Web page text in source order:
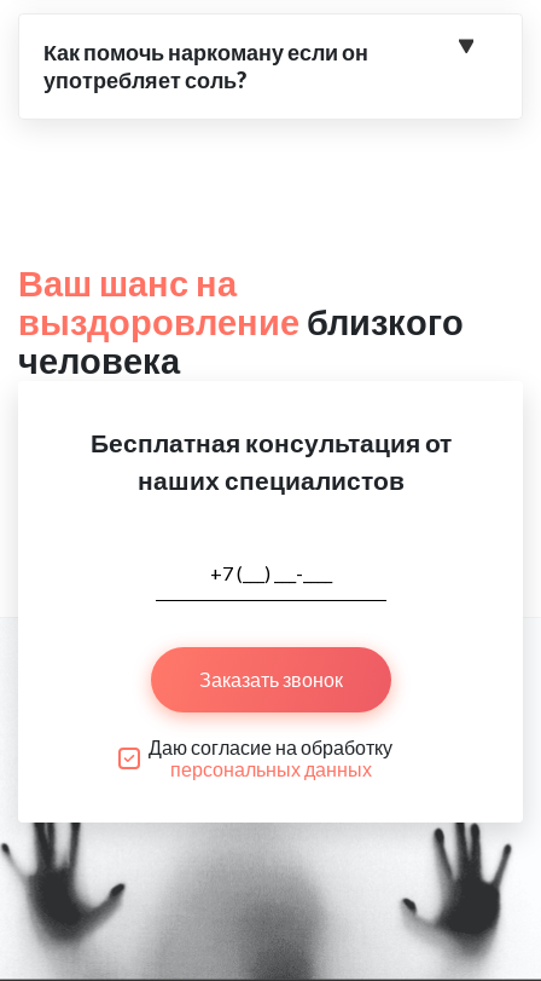
Как помочь наркоману если он
употребляет соль?
Ваш шанс на
выздоровление близкого
человека
Бесплатная консультация от
наших специалистов
Заказать звонок
Даю согласие на обработку
персональных данных